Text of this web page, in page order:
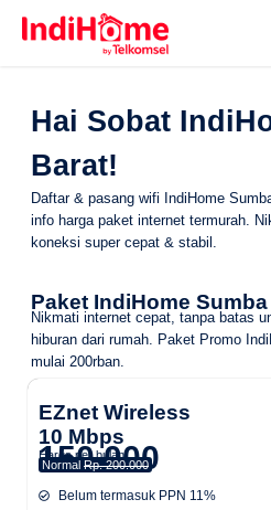
Hai Sobat
Barat!
Daftar & pasang wifi IndiHome
info harga paket internet termurah.
koneksi super cepat & stabil.
Paket IndiHome
Nikmati internet cepat, tanpa batas
hiburan dari rumah. Paket Promo
mulai 200rban.
EZnet Wireless
10 Mbps
Harga per bulan
150.000
Normal Rp. 200.000
Belum termasuk PPN 11%